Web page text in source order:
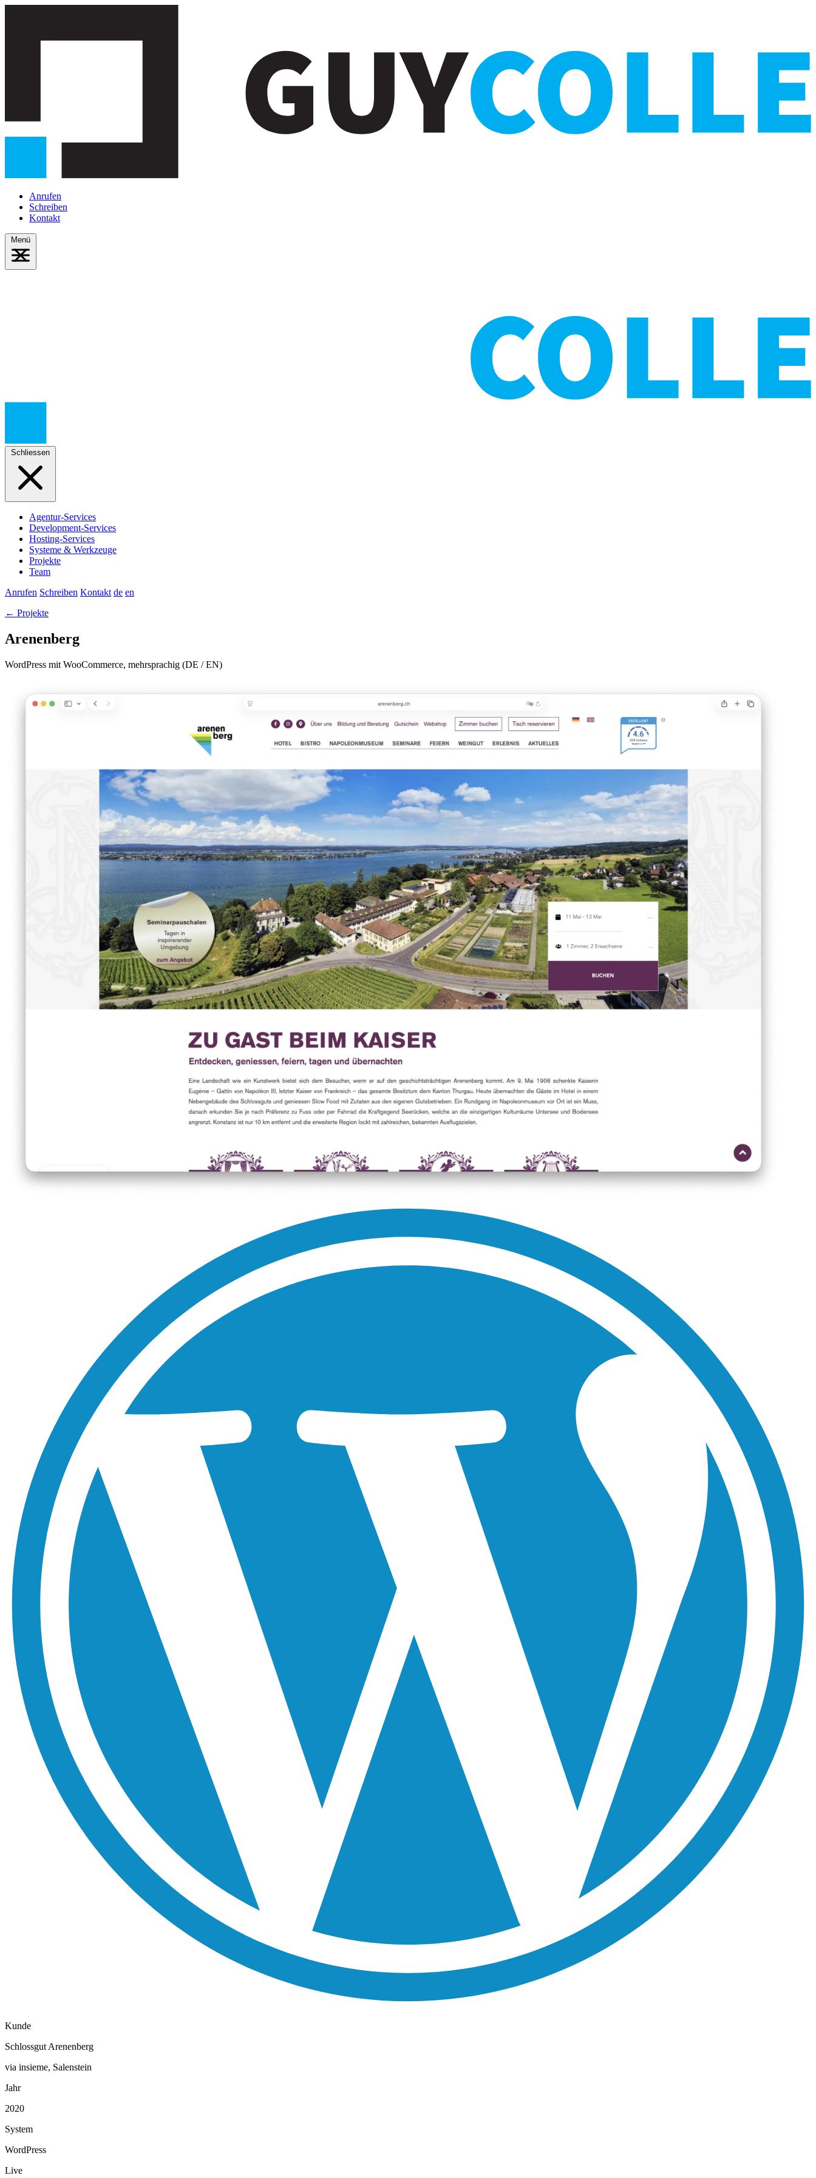
Anrufen
Schreiben
Kontakt
Menü
Schliessen
Agentur-Services
Development-Services
Hosting-Services
Systeme & Werkzeuge
Projekte
Team
Anrufen Schreiben Kontakt de en
← Projekte
Arenenberg
WordPress mit WooCommerce, mehrsprachig (DE / EN)
Kunde
Schlossgut Arenenberg
via insieme, Salenstein
Jahr
2020
System
WordPress
Live